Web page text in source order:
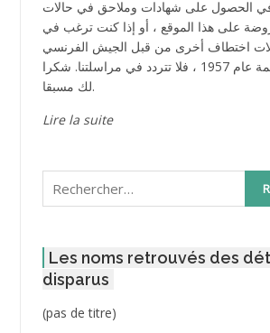
الحصول على شهادات وملاحق في حالات
على هذا الموقع ، أو إذا كنت ترغب في
اختطاف أخرى من قبل الجيش الفرنسي
في الجزائر العاصمة عام 1957 ، فلا تتردد في مراسلتنا. شكرا
لك مسبقا.
Lire la suite
Rechercher :
Les noms retrouvés des
disparus
(pas de titre)Post